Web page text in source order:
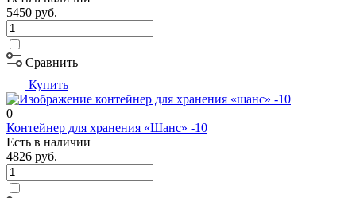
5450 руб.
Сравнить
Купить
0
Контейнер для хранения «Шанс» -10
Есть в наличии
4826 руб.